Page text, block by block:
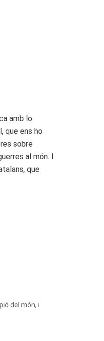
amb lo
que ens ho
sobre
al món. I
que
del món, i